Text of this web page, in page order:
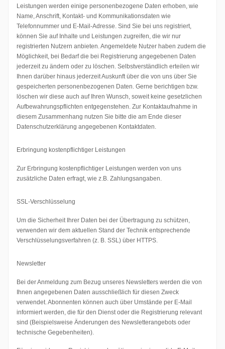
Leistungen werden einige personenbezogene Daten erhoben, wie
Name, Anschrift, Kontakt- und Kommunikationsdaten wie
Telefonnummer und E-Mail-Adresse. Sind Sie bei uns registriert,
können Sie auf Inhalte und Leistungen zugreifen, die wir nur
registrierten Nutzern anbieten. Angemeldete Nutzer haben zudem die
Möglichkeit, bei Bedarf die bei Registrierung angegebenen Daten
jederzeit zu ändern oder zu löschen. Selbstverständlich erteilen wir
Ihnen darüber hinaus jederzeit Auskunft über die von uns über Sie
gespeicherten personenbezogenen Daten. Gerne berichtigen bzw.
löschen wir diese auch auf Ihren Wunsch, soweit keine gesetzlichen
Aufbewahrungspflichten entgegenstehen. Zur Kontaktaufnahme in
diesem Zusammenhang nutzen Sie bitte die am Ende dieser
Datenschutzerklärung angegebenen Kontaktdaten.
Erbringung kostenpflichtiger Leistungen
Zur Erbringung kostenpflichtiger Leistungen werden von uns
zusätzliche Daten erfragt, wie z.B. Zahlungsangaben.
SSL-Verschlüsselung
Um die Sicherheit Ihrer Daten bei der Übertragung zu schützen,
verwenden wir dem aktuellen Stand der Technik entsprechende
Verschlüsselungsverfahren (z. B. SSL) über HTTPS.
Newsletter
Bei der Anmeldung zum Bezug unseres Newsletters werden die von
Ihnen angegebenen Daten ausschließlich für diesen Zweck
verwendet. Abonnenten können auch über Umstände per E-Mail
informiert werden, die für den Dienst oder die Registrierung relevant
sind (Beispielsweise Änderungen des Newsletterangebots oder
technische Gegebenheiten).